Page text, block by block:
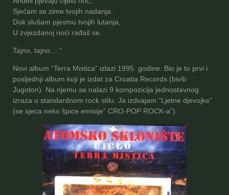
Sjećam se zime tvojih nadanja.
Dok slušam pjesmu tvojih lutanja,
U zvjezdanoj noći rađaš se.
Tajno, tajno… “
Novi album “Terra Mistica” izlazi 1995. godine. Bio je to prvi i
posljednji album koji je izdat za Croatia Records (bivši
Jugoton). Na njemu se nalazi 9 kompozicija jednostavnog
izraza u standardnom rock stilu. Ja izdvajam “Ljetne djevojke”
(se sjeca neko špice emisije” CRO-POP ROCK-a”).